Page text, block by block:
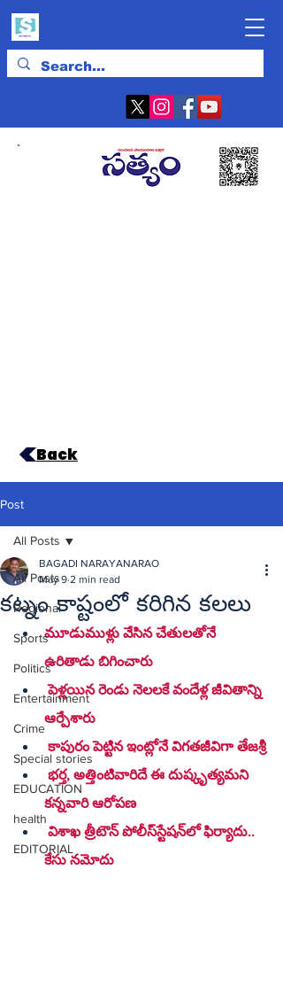
Back
Post
All Posts
Regional
Sports
Politics
Entertainment
Crime
Special stories
EDUCATION
health
EDITORIAL
All Posts
కట్నం కాష్టంలో కరిగిన కలలు
BAGADI NARAYANARAO
May 9 2 min read
మూడుముళ్లు వేసిన చేతులతోనే
ఉరితాడు బిగించారు
పెళ్లయిన రెండు నెలలకే వందేళ్ల జీవితాన్ని
ఆర్పేశారు
కాపురం పెట్టిన ఇంట్లోనే విగతజీవిగా తేజశ్రీ
కన్నవారి ఆరోపణ
కేసు నమోదు